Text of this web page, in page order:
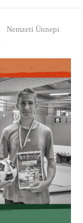
Nemzeti Ünnepi